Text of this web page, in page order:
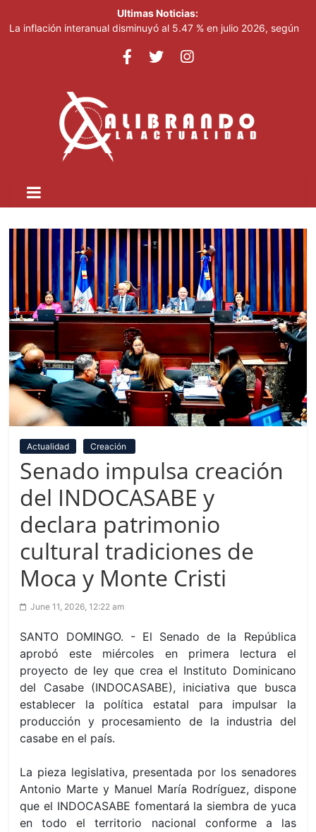
Ultimas Noticias:
La inflación interanual disminuyó al 5.47 % en julio 2026, según
Oficiales de cumplimiento enfrentan mayor riesgo de
¿Qué pasará con la curul del diputado Jorge Frías tras su
fallecimiento?
Leonel visitará la provincia Duarte y juramentará nuevos
miembros de la Fuerza del Pueblo
Actualidad Creación
Senado impulsa creación
del INDOCASABE y
declara patrimonio
cultural tradiciones de
Moca y Monte Cristi
June 11, 2026, 12:22 am
SANTO DOMINGO. - El Senado de la República
aprobóeste miércoles en primera lectura el
proyecto de ley que crea el Instituto Dominicano
del Casabe (INDOCASABE), iniciativa que busca
establecer la política estatal para impulsar la
producción y procesamiento de la industria del
casabe en el país.
La pieza legislativa, presentada por los senadores
Antonio Marte y Manuel María Rodríguez, dispone
que el INDOCASABE fomentará la siembra de yuca
en todo el territorio nacional conforme a las